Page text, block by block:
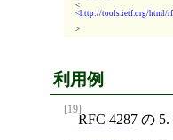
<
http://tools.ietf.org/html/
>
利用例
[19]
RFC 4287 の 5.